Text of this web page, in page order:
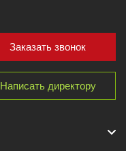
Заказать звонок
Написать директору